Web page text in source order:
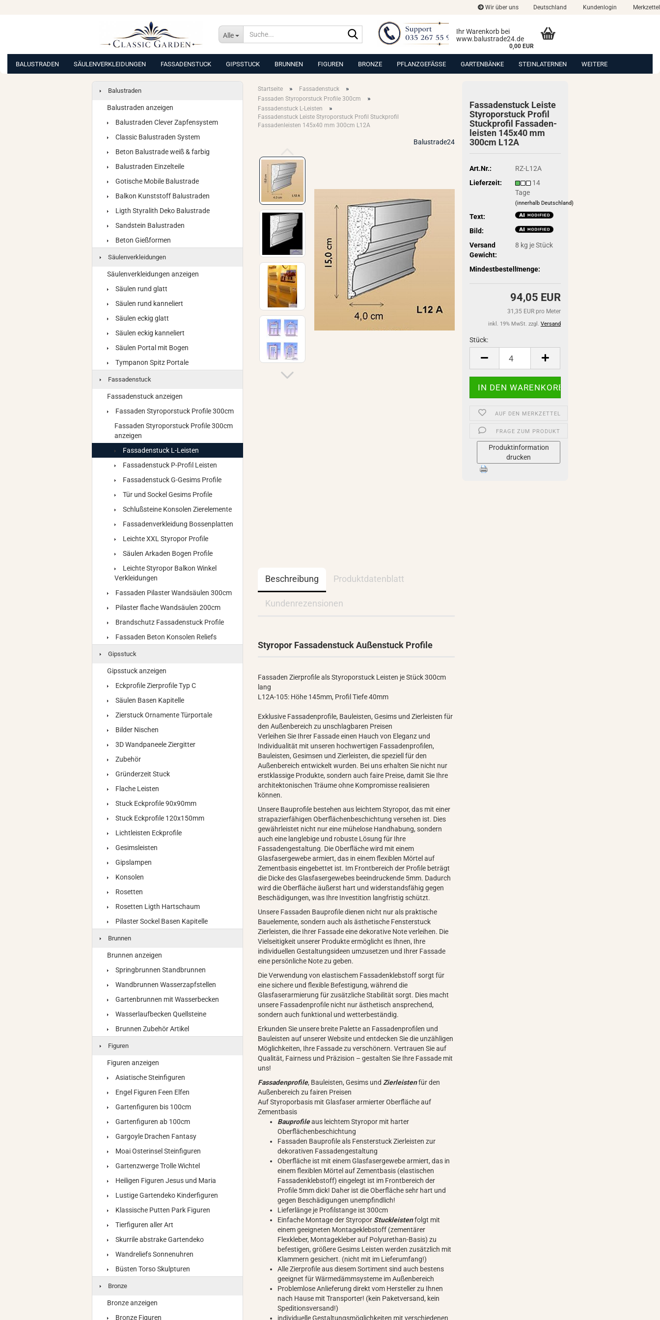
Wir über uns Deutschland Kundenlogin Merkzettel
Alle
Suche...
Ihr Warenkorb bei
www.balustrade24.de
0,00 EUR
BALUSTRADEN SÄULENVERKLEIDUNGEN FASSADENSTUCK GIPSSTUCK BRUNNEN FIGUREN BRONZE PFLANZGEFÄSSE GARTENBÄNKE STEINLATERNEN WEITERE
Startseite » Fassadenstuck »
Fassaden Styroporstuck Profile 300cm »
Fassadenstuck L-Leisten »
Fassadenstuck Leiste Styroporstuck Profil Stuckprofil
Fassadenleisten 145x40 mm 300cm L12A
Balustrade24
Fas­sa­den­stuck Leis­te
Sty­ro­por­stuck Pro­fil
Stuck­pro­fil Fas­sa­den­
leis­ten 145x40 mm
300cm L12A
Art.Nr.:
RZ-L12A
Lieferzeit:
14
Tage
(innerhalb Deutschland)
Text:
Bild:
Versand
Gewicht:
8 kg je Stück
Mindestbestellmenge:
4
94,05 EUR
31,35 EUR pro Meter
inkl. 19% MwSt. zzgl. Versand
Stück:
Stück
AUF DEN MERKZETTEL
FRAGE ZUM PRODUKT
Produktinformation
drucken
Beschreibung Produktdatenblatt
Kundenrezensionen
Styropor Fassadenstuck Außenstuck Profile
Fassaden Zierprofile als Styroporstuck Leisten je Stück 300cm
lang
L12A-105: Höhe 145mm, Profil Tiefe 40mm
Exklusive Fassadenprofile, Bauleisten, Gesims und Zierleisten für
den Außenbereich zu unschlagbaren Preisen
Verleihen Sie Ihrer Fassade einen Hauch von Eleganz und
Individualität mit unseren hochwertigen Fassadenprofilen,
Bauleisten, Gesimsen und Zierleisten, die speziell für den
Außenbereich entwickelt wurden. Bei uns erhalten Sie nicht nur
erstklassige Produkte, sondern auch faire Preise, damit Sie Ihre
architektonischen Träume ohne Kompromisse realisieren
können.
Unsere Bauprofile bestehen aus leichtem Styropor, das mit einer
strapazierfähigen Oberflächenbeschichtung versehen ist. Dies
gewährleistet nicht nur eine mühelose Handhabung, sondern
auch eine langlebige und robuste Lösung für Ihre
Fassadengestaltung. Die Oberfläche wird mit einem
Glasfasergewebe armiert, das in einem flexiblen Mörtel auf
Zementbasis eingebettet ist. Im Frontbereich der Profile beträgt
die Dicke des Glasfasergewebes beeindruckende 5mm. Dadurch
wird die Oberfläche äußerst hart und widerstandsfähig gegen
Beschädigungen, was Ihre Investition langfristig schützt.
Unsere Fassaden Bauprofile dienen nicht nur als praktische
Bauelemente, sondern auch als ästhetische Fensterstuck
Zierleisten, die Ihrer Fassade eine dekorative Note verleihen. Die
Vielseitigkeit unserer Produkte ermöglicht es Ihnen, Ihre
individuellen Gestaltungsideen umzusetzen und Ihrer Fassade
eine persönliche Note zu geben.
Die Verwendung von elastischem Fassadenklebstoff sorgt für
eine sichere und flexible Befestigung, während die
Glasfaserarmierung für zusätzliche Stabilität sorgt. Dies macht
unsere Fassadenprofile nicht nur ästhetisch ansprechend,
sondern auch funktional und wetterbeständig.
Erkunden Sie unsere breite Palette an Fassadenprofilen und
Bauleisten auf unserer Website und entdecken Sie die unzähligen
Möglichkeiten, Ihre Fassade zu verschönern. Vertrauen Sie auf
Qualität, Fairness und Präzision – gestalten Sie Ihre Fassade mit
uns!
Fassadenprofile, Bauleisten, Gesims und Zierleistenfür den
Außenbereich zu fairen Preisen
Auf Styroporbasis mit Glasfaser armierter Oberfläche auf
Zementbasis
Bauprofileaus leichtem Styropor mit harter
Oberflächenbeschichtung
Fassaden Bauprofile als Fensterstuck Zierleisten zur
dekorativen Fassadengestaltung
Oberfläche ist mit einem Glasfasergewebe armiert, das in
einem flexiblen Mörtel auf Zementbasis (elastischen
Fassadenklebstoff) eingelegt ist im Frontbereich der
Profile 5mm dick! Daher ist die Oberfläche sehr hart und
gegen Beschädigungen unempfindlich!
Lieferlänge je Profilstange ist 300cm
Einfache Montage der Styropor Stuckleistenfolgt mit
einem geeigneten Montageklebstoff (zementärer
Flexkleber, Montagekleber auf Polyurethan-Basis) zu
befestigen, größere Gesims Leisten werden zusätzlich mit
Klammern gesichert. (nicht mit im Lieferumfang!)
Alle Zierprofile aus diesem Sortiment sind auch bestens
geeignet für Wärmedämmsysteme im Außenbereich
Problemlose Anlieferung direkt vom Hersteller zu Ihnen
nach Hause mit Transporter! (kein Paketversand, kein
Speditionsversand!)
individuelle Gestaltungsmöglichkeiten mit verschiedenen
Balustraden
Balustraden anzeigen
Balustraden Clever Zapfensystem
Classic Balustraden System
Beton Balustrade weiß & farbig
Balustraden Einzelteile
Gotische Mobile Balustrade
Balkon Kunststoff Balustraden
Ligth Styralith Deko Balustrade
Sandstein Balustraden
Beton Gießformen
Säulenverkleidungen
Säulenverkleidungen anzeigen
Säulen rund glatt
Säulen rund kanneliert
Säulen eckig glatt
Säulen eckig kanneliert
Säulen Portal mit Bogen
Tympanon Spitz Portale
Fassadenstuck
Fassadenstuck anzeigen
Fassaden Styroporstuck Profile 300cm
Fassaden Styroporstuck Profile 300cm
anzeigen
Fassadenstuck L-Leisten
Fassadenstuck P-Profil Leisten
Fassadenstuck G-Gesims Profile
Tür und Sockel Gesims Profile
Schlußsteine Konsolen Zierelemente
Fassadenverkleidung Bossenplatten
Leichte XXL Styropor Profile
Säulen Arkaden Bogen Profile
Leichte Styropor Balkon Winkel
Verkleidungen
Fassaden Pilaster Wandsäulen 300cm
Pilaster flache Wandsäulen 200cm
Brandschutz Fassadenstuck Profile
Fassaden Beton Konsolen Reliefs
Gipsstuck
Gipsstuck anzeigen
Eckprofile Zierprofile Typ C
Säulen Basen Kapitelle
Zierstuck Ornamente Türportale
Bilder Nischen
3D Wandpaneele Ziergitter
Zubehör
Gründerzeit Stuck
Flache Leisten
Stuck Eckprofile 90x90mm
Stuck Eckprofile 120x150mm
Lichtleisten Eckprofile
Gesimsleisten
Gipslampen
Konsolen
Rosetten
Rosetten Ligth Hartschaum
Pilaster Sockel Basen Kapitelle
Brunnen
Brunnen anzeigen
Springbrunnen Standbrunnen
Wandbrunnen Wasserzapfstellen
Gartenbrunnen mit Wasserbecken
Wasserlaufbecken Quellsteine
Brunnen Zubehör Artikel
Figuren
Figuren anzeigen
Asiatische Steinfiguren
Engel Figuren Feen Elfen
Gartenfiguren bis 100cm
Gartenfiguren ab 100cm
Gargoyle Drachen Fantasy
Moai Osterinsel Steinfiguren
Gartenzwerge Trolle Wichtel
Heiligen Figuren Jesus und Maria
Lustige Gartendeko Kinderfiguren
Klassische Putten Park Figuren
Tierfiguren aller Art
Skurrile abstrake Gartendeko
Wandreliefs Sonnenuhren
Büsten Torso Skulpturen
Bronze
Bronze anzeigen
Bronze Figuren